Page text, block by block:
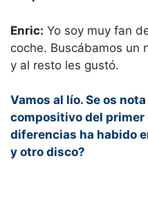
Enric: Yo soy muy fan
coche. Buscábamos un
y al resto les gustó.
Vamos al lío. Se os
compositivo del primer
diferencias ha habido
y otro disco?